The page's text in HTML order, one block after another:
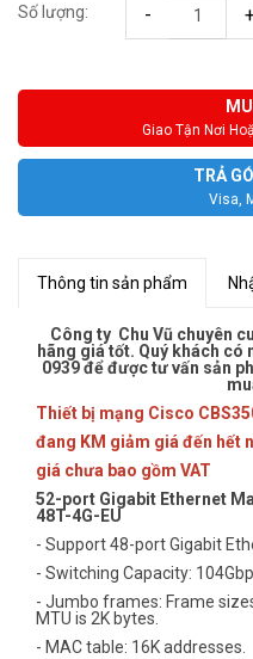
Số lượng: -
Giao Tận Nơi
TRẢ
Visa,
Thông tin sản phẩm
Công ty Chu Vũ chuyên
hãng giá tốt. Quý khách có
0939 để được tư vấn sản
Thiết bị mạng Cisco
đang KM giảm giá đến hết
giá chưa bao gồm VAT
52-port Gigabit Ethernet
48T-4G-EU
- Support 48-port Gigabit
- Switching Capacity:
- Jumbo frames: Frame
MTU is 2K bytes.
- MAC table: 16K addresses.